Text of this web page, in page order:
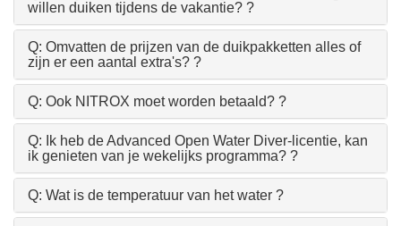
willen duiken tijdens de vakantie? ?
Q: Omvatten de prijzen van de duikpakketten alles of
zijn er een aantal extra's? ?
Q: Ook NITROX moet worden betaald? ?
Q: Ik heb de Advanced Open Water Diver-licentie, kan
ik genieten van je wekelijks programma? ?
Q: Wat is de temperatuur van het water ?